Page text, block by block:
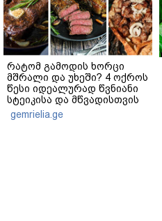
რატომ გამოდის ხორცი
მშრალი და უხეში? 4 ოქროს
წესი იდეალურად წვნიანი
სტეიკისა და მწვადისთვის
gemrielia.ge